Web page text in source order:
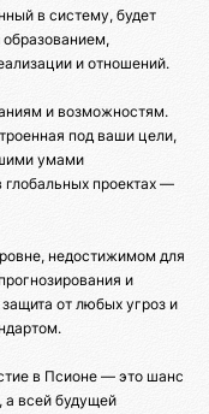
в систему, будет
и отношений.
и возможностям.
под ваши цели,
умами
глобальных проектах —
недостижимом для
и
от любых угроз и
в Псионе — это шанс
а всей будущей